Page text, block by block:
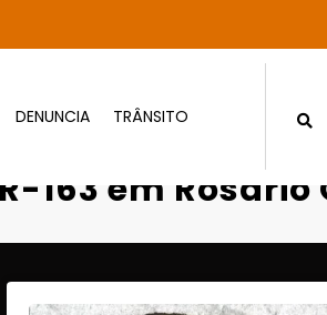
DENUNCIA TRÂNSITO
163 em Rosário